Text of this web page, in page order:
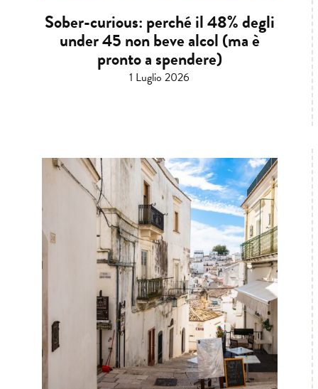
Sober-curious: perché il 48% degli
under 45 non beve alcol (ma è
pronto a spendere)
1 Luglio 2026